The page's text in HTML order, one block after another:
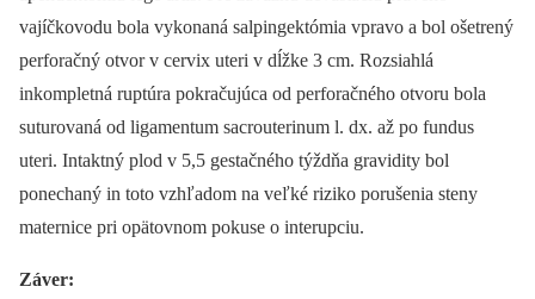
vajíčkovodu bola vykonaná salpingektómia vpravo a bol ošetrený
perforačný otvor v cervix uteri v dĺžke 3 cm. Rozsiahlá
inkompletná ruptúra pokračujúca od perforačného otvoru bola
suturovaná od ligamentum sacrouterinum l. dx. až po fundus
uteri. Intaktný plod v 5,5 gestačného týždňa gravidity bol
ponechaný in toto vzhľadom na veľké riziko porušenia steny
maternice pri opätovnom pokuse o interupciu.
Záver: